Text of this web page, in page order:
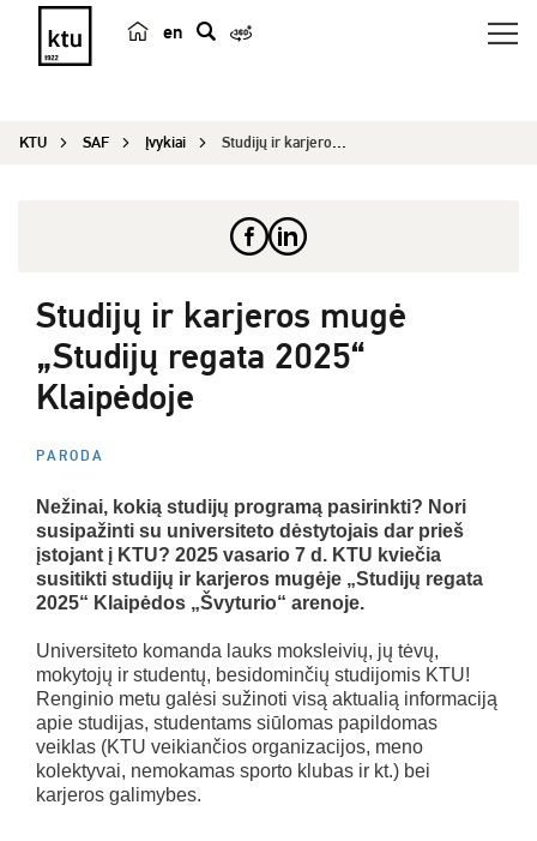
en
e
KTU SAF Įvykiai Studijų ir karjeros mugė „Studijų regata 2025“ K...
Studijų ir karjeros mugė
„Studijų regata 2025“
Klaipėdoje
PARODA
Nežinai, kokią studijų programą pasirinkti? Nori
susipažinti su universiteto dėstytojais dar prieš
įstojant į KTU? 2025 vasario 7 d. KTU kviečia
susitikti studijų ir karjeros mugėje „Studijų regata
2025“ Klaipėdos „Švyturio“ arenoje.
Universiteto komanda lauks moksleivių, jų tėvų,
mokytojų ir studentų, besidominčių studijomis KTU!
Renginio metu galėsi sužinoti visą aktualią informaciją
apie studijas, studentams siūlomas papildomas
veiklas (KTU veikiančios organizacijos, meno
kolektyvai, nemokamas sporto klubas ir kt.) bei
karjeros galimybes.